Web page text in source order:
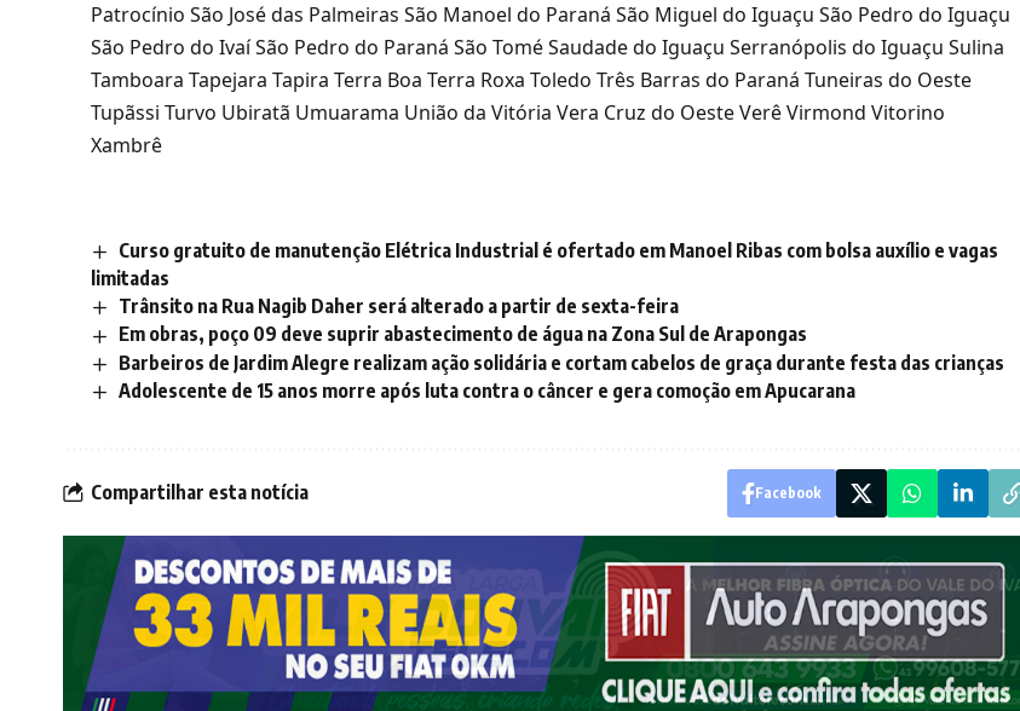
Patrocínio São José das Palmeiras São Manoel do Paraná São Miguel do Iguaçu São Pedro do Iguaçu
São Pedro do Ivaí São Pedro do Paraná São Tomé Saudade do Iguaçu Serranópolis do Iguaçu Sulina
Tamboara Tapejara Tapira Terra Boa Terra Roxa Toledo Três Barras do Paraná Tuneiras do Oeste
Tupãssi Turvo Ubiratã Umuarama União da Vitória Vera Cruz do Oeste Verê Virmond Vitorino
Xambrê
Curso gratuito de manutenção Elétrica Industrial é ofertado em Manoel Ribas com bolsa auxílio e vagas
limitadas
Trânsito na Rua Nagib Daher será alterado a partir de sexta-feira
Em obras, poço 09 deve suprir abastecimento de água na Zona Sul de Arapongas
Barbeiros de Jardim Alegre realizam ação solidária e cortam cabelos de graça durante festa das crianças
Adolescente de 15 anos morre após luta contra o câncer e gera comoção em Apucarana
Compartilhar esta notícia Facebook